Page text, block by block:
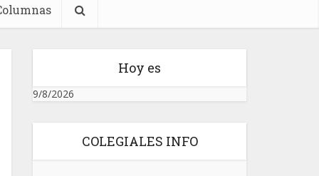
Hoy es
9/8/2026
COLEGIALES INFO